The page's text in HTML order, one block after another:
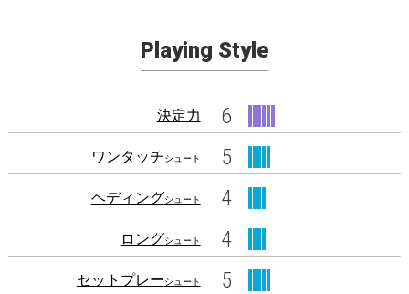
Playing Style
決定力 6
ワンタッチシュート 5
ヘディングシュート 4
ロングシュート 4
セットプレーシュート 5